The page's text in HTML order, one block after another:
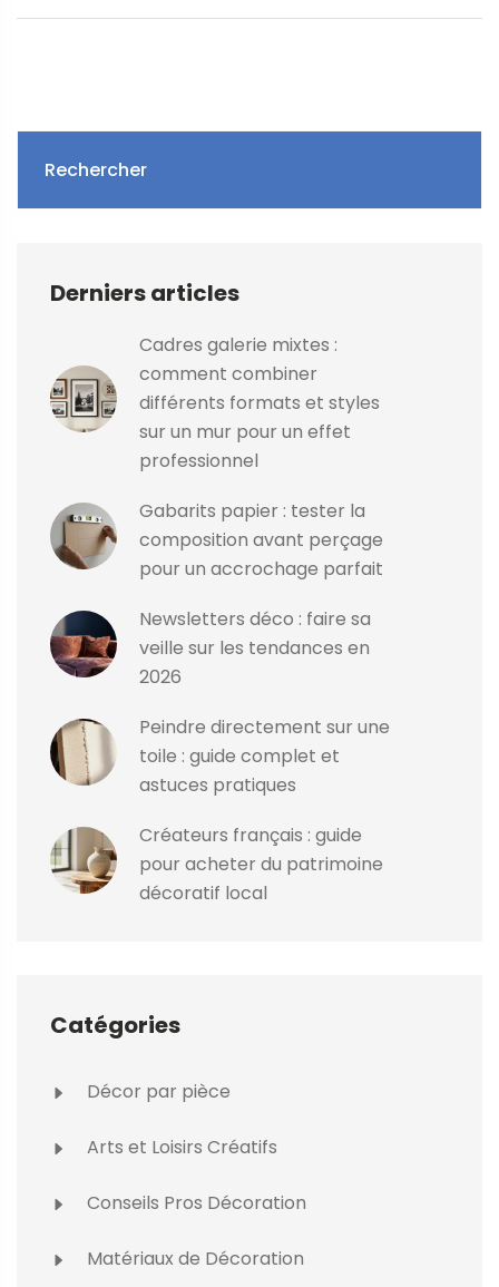
Rechercher
Derniers articles
Cadres galerie mixtes :
comment combiner
différents formats et styles
sur un mur pour un effet
professionnel
Gabarits papier : tester la
composition avant perçage
pour un accrochage parfait
Newsletters déco : faire sa
veille sur les tendances en
2026
Peindre directement sur une
toile : guide complet et
astuces pratiques
Créateurs français : guide
pour acheter du patrimoine
décoratif local
Catégories
Décor par pièce
Arts et Loisirs Créatifs
Conseils Pros Décoration
Matériaux de Décoration